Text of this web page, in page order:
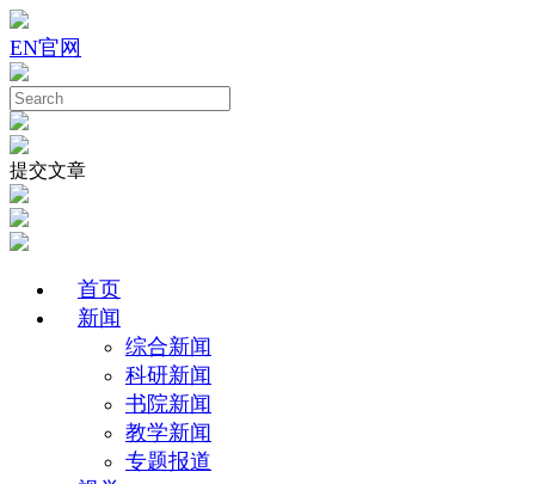
EN官网
提交文章
首页
新闻
综合新闻
科研新闻
书院新闻
教学新闻
专题报道